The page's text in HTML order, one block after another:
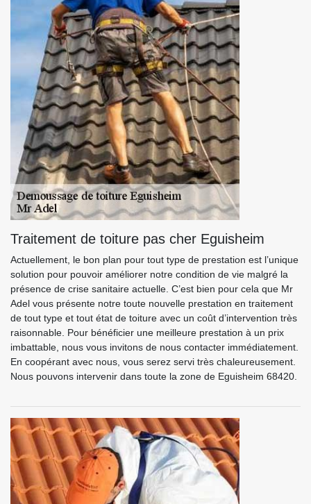
Traitement de toiture pas cher Eguisheim
Actuellement, le bon plan pour tout type de prestation est l’unique
solution pour pouvoir améliorer notre condition de vie malgré la
présence de crise sanitaire actuelle. C’est bien pour cela que Mr
Adel vous présente notre toute nouvelle prestation en traitement
de tout type et tout état de toiture avec un coût d’intervention très
raisonnable. Pour bénéficier une meilleure prestation à un prix
imbattable, nous vous invitons de nous contacter immédiatement.
En coopérant avec nous, vous serez servi très chaleureusement.
Nous pouvons intervenir dans toute la zone de Eguisheim 68420.